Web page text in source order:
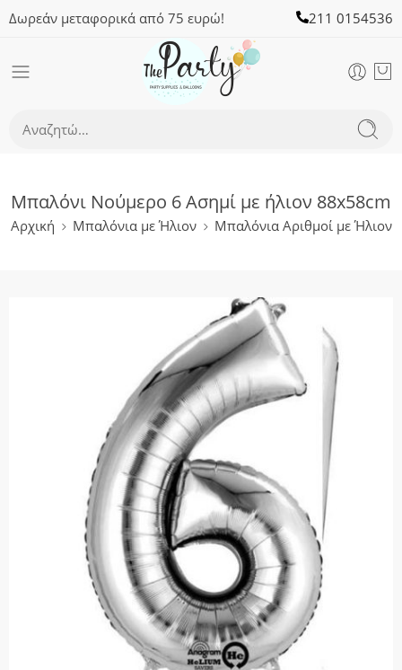
Δωρεάν μεταφορικά από 75 ευρώ! 211 0154536
Μπαλόνι Νούμερο 6 Ασημί με ήλιον 88x58cm
Αρχική Μπαλόνια με Ήλιον Μπαλόνια Αριθμοί με Ήλιον